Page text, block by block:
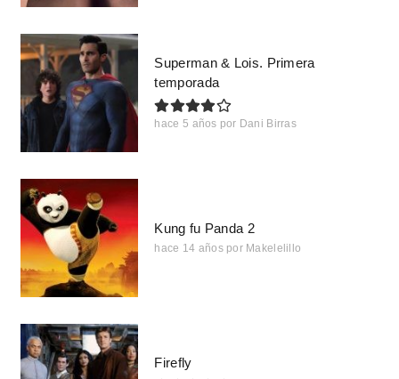
Superman & Lois. Primera
temporada
hace 5 años por Dani Birras
Kung fu Panda 2
hace 14 años por Makelelillo
Firefly